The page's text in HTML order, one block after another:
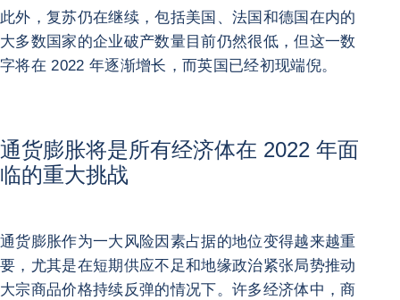
此外，复苏仍在继续，包括美国、法国和德国在内的
大多数国家的企业破产数量目前仍然很低，但这一数
字将在 2022 年逐渐增长，而英国已经初现端倪。
通货膨胀将是所有经济体在 2022 年面
临的重大挑战
通货膨胀作为一大风险因素占据的地位变得越来越重
要，尤其是在短期供应不足和地缘政治紧张局势推动
大宗商品价格持续反弹的情况下。许多经济体中，商